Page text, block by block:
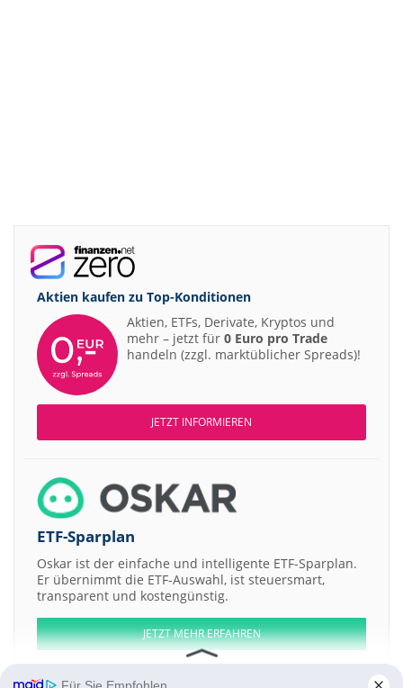
Aktien kaufen zu Top-Konditionen
Aktien, ETFs, Derivate, Kryptos und
mehr – jetzt für 0 Euro pro Trade
handeln (zzgl. marktüblicher Spreads)!
JETZT INFORMIEREN
ETF-Sparplan
Oskar ist der einfache und intelligente ETF-Sparplan.
Er übernimmt die ETF-Auswahl, ist steuersmart,
transparent und kostengünstig.
JETZT MEHR ERFAHREN